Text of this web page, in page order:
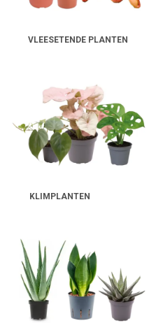
groeien tot een groene blikvanger.
VLEESETENDE PLANTEN
KLIMPLANTEN